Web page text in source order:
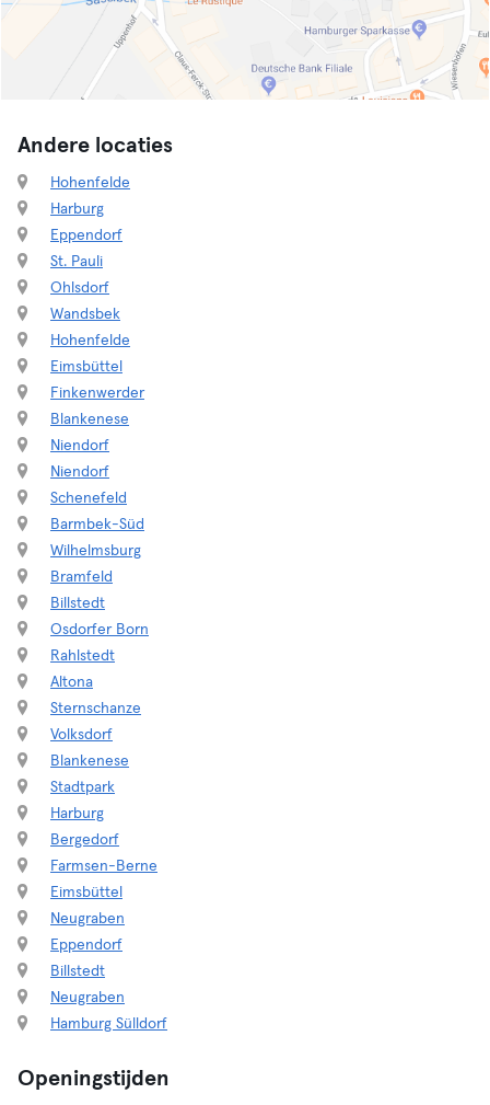
Andere locaties
Hohenfelde
Harburg
Eppendorf
St. Pauli
Ohlsdorf
Wandsbek
Hohenfelde
Eimsbüttel
Finkenwerder
Blankenese
Niendorf
Niendorf
Schenefeld
Barmbek-Süd
Wilhelmsburg
Bramfeld
Billstedt
Osdorfer Born
Rahlstedt
Altona
Sternschanze
Volksdorf
Blankenese
Stadtpark
Harburg
Bergedorf
Farmsen-Berne
Eimsbüttel
Neugraben
Eppendorf
Billstedt
Neugraben
Hamburg Sülldorf
Openingstijden